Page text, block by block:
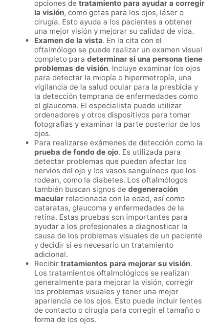
opciones de tratamiento para ayudar a corregir
la visión, como gotas para los ojos, láser o
cirugía. Esto ayuda a los pacientes a obtener
una mejor visión y mejorar su calidad de vida.
Examen de la vista. En la cita con el
oftalmólogo se puede realizar un examen visual
completo para determinar si una persona tiene
problemas de visión. Incluye examinar los ojos
para detectar la miopía o hipermetropía, una
vigilancia de la salud ocular para la presbicia y
la detección temprana de enfermedades como
el glaucoma. El especialista puede utilizar
ordenadores y otros dispositivos para tomar
fotografías y examinar la parte posterior de los
ojos.
Para realizarse exámenes de detección como la
prueba de fondo de ojo. Es utilizada para
detectar problemas que pueden afectar los
nervios del ojo y los vasos sanguíneos que los
rodean, como la diabetes. Los oftalmólogos
también buscan signos de degeneración
macular relacionada con la edad, así como
cataratas, glaucoma y enfermedades de la
retina. Estas pruebas son importantes para
ayudar a los profesionales a diagnosticar la
causa de los problemas visuales de un paciente
y decidir si es necesario un tratamiento
adicional.
Recibir tratamientos para mejorar su visión.
Los tratamientos oftalmológicos se realizan
generalmente para mejorar la visión, corregir
los problemas visuales y tener una mejor
apariencia de los ojos. Esto puede incluir lentes
de contacto o cirugía para corregir el tamaño o
forma de los ojos.